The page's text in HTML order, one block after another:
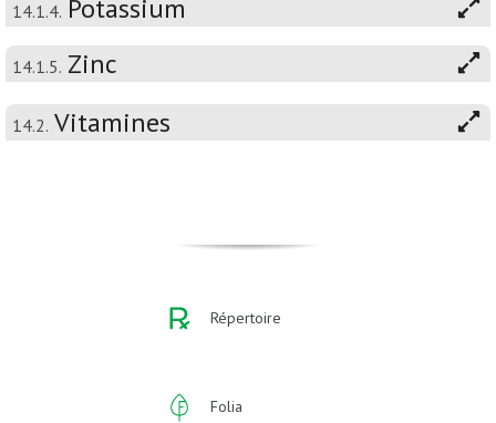
14.1.4. Potassium
14.1.5. Zinc
14.2. Vitamines
Répertoire
Folia